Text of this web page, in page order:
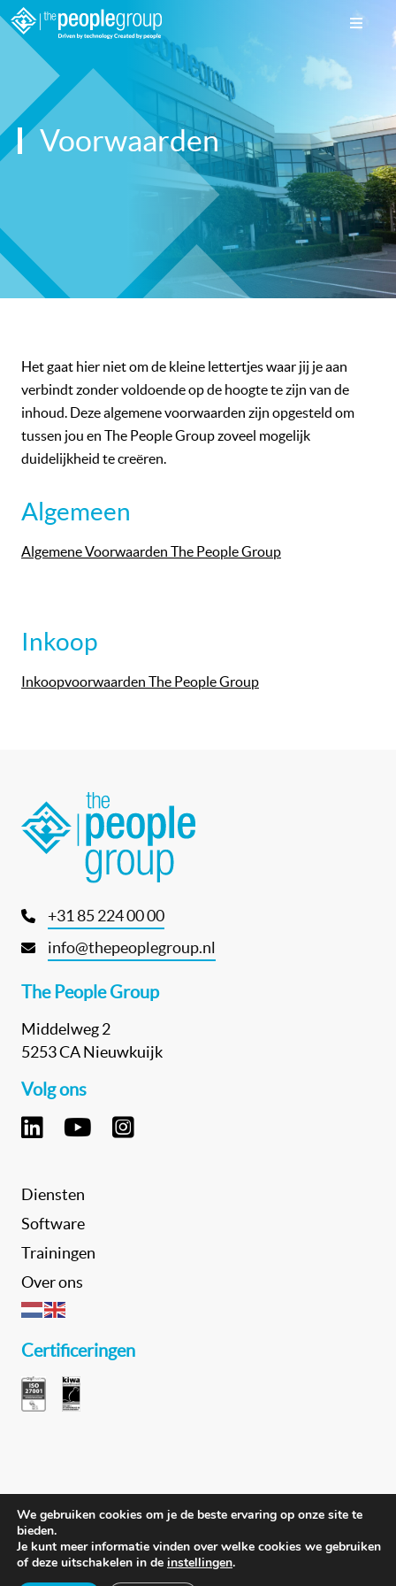
Voorwaarden
Het gaat hier niet om de kleine lettertjes waar jij je aan
verbindt zonder voldoende op de hoogte te zijn van de
inhoud. Deze algemene voorwaarden zijn opgesteld om
tussen jou en The People Group zoveel mogelijk
duidelijkheid te creëren.
Algemeen
Algemene Voorwaarden The People Group
Inkoop
Inkoopvoorwaarden The People Group
+31 85 224 00 00
info@thepeoplegroup.nl
The People Group
Middelweg 2
5253 CA Nieuwkuijk
Volg ons
Diensten
Software
Trainingen
Over ons
Certificeringen
We gebruiken cookies om je de beste ervaring op onze site te
bieden.
Je kunt meer informatie vinden over welke cookies we gebruiken
of deze uitschakelen in de instellingen.